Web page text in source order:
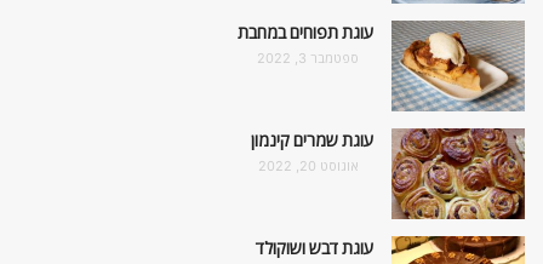
עוגת תפוחים במחבת
ספטמבר 3, 2022
עוגת שמרים קינמון
אוגוסט 20, 2022
עוגת דבש ושוקולד